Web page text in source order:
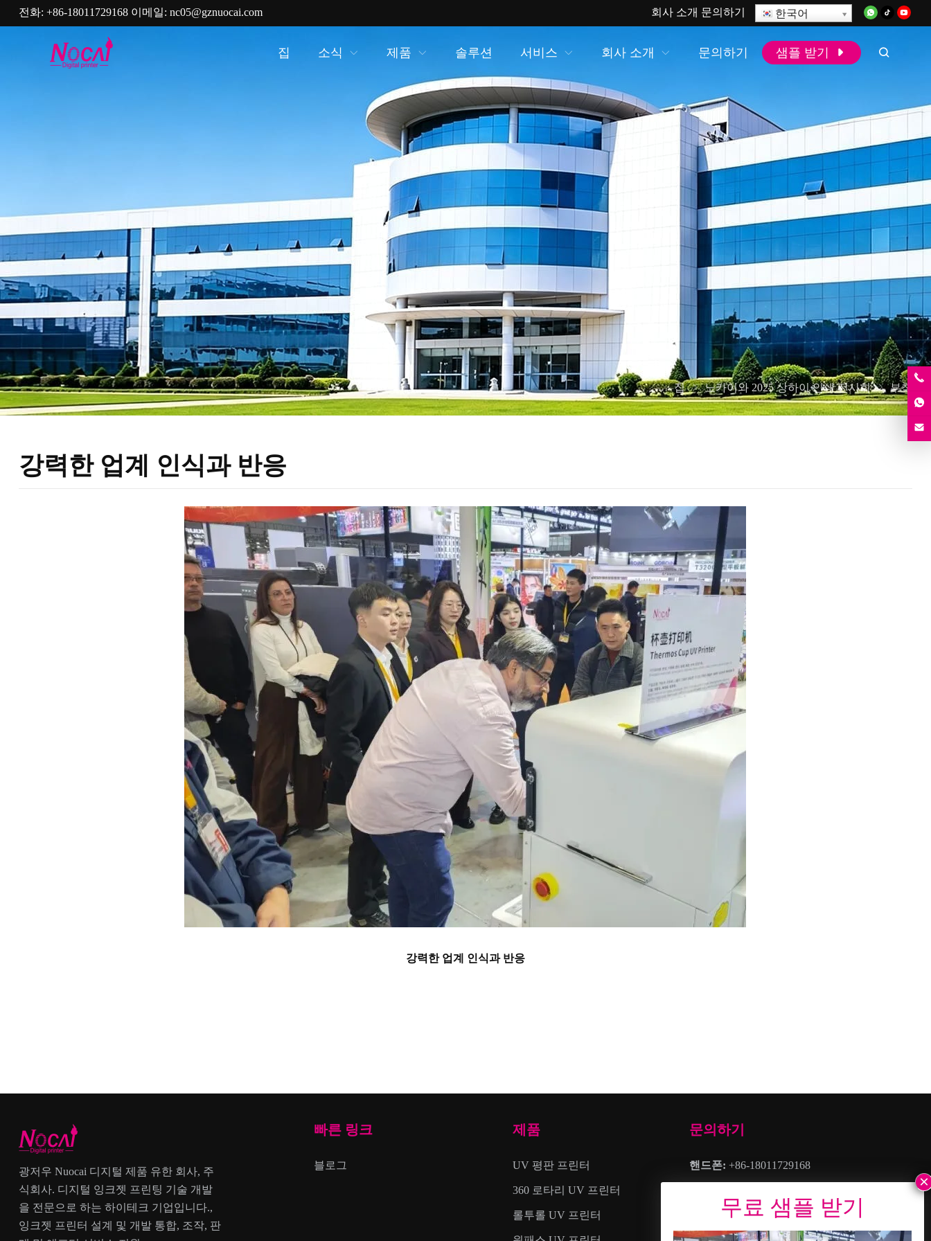
전화: +86-18011729168이메일: nc05@gznuocai.com 회사 소개 문의하기 한국어
집 소식 제품 솔루션 서비스 회사 소개 문의하기 샘플 받기
집 노카이와 2025 상하이 인쇄 전시회 부착
강력한 업계 인식과 반응
강력한 업계 인식과 반응
광저우 Nuocai 디지털 제품 유한 회사, 주
식회사. 디지털 잉크젯 프린팅 기술 개발
을 전문으로 하는 하이테크 기업입니다.,
잉크젯 프린터 설계 및 개발 통합, 조작, 판
빠른 링크
블로그
제품
UV 평판 프린터
360 로타리 UV 프린터
롤투롤 UV 프린터
문의하기
핸드폰: +86-18011729168
+8618011729168